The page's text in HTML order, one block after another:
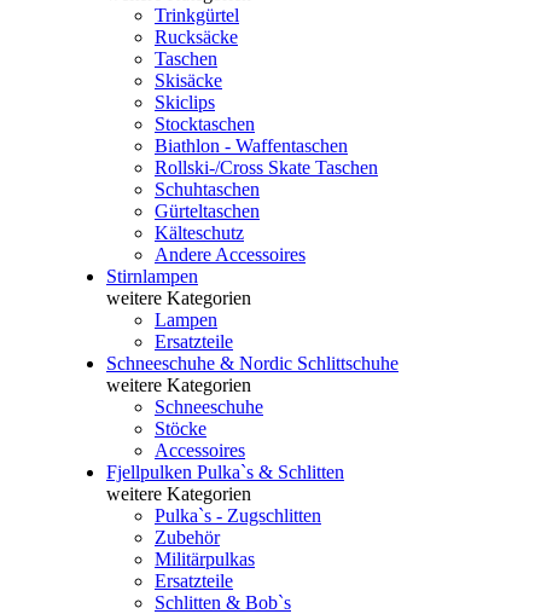
Trinkgürtel
Rucksäcke
Taschen
Skisäcke
Skiclips
Stocktaschen
Biathlon - Waffentaschen
Rollski-/Cross Skate Taschen
Schuhtaschen
Gürteltaschen
Kälteschutz
Andere Accessoires
Stirnlampen
weitere Kategorien
Lampen
Ersatzteile
Schneeschuhe & Nordic Schlittschuhe
weitere Kategorien
Schneeschuhe
Stöcke
Accessoires
Fjellpulken Pulka`s & Schlitten
weitere Kategorien
Pulka`s - Zugschlitten
Zubehör
Militärpulkas
Ersatzteile
Schlitten & Bob`s